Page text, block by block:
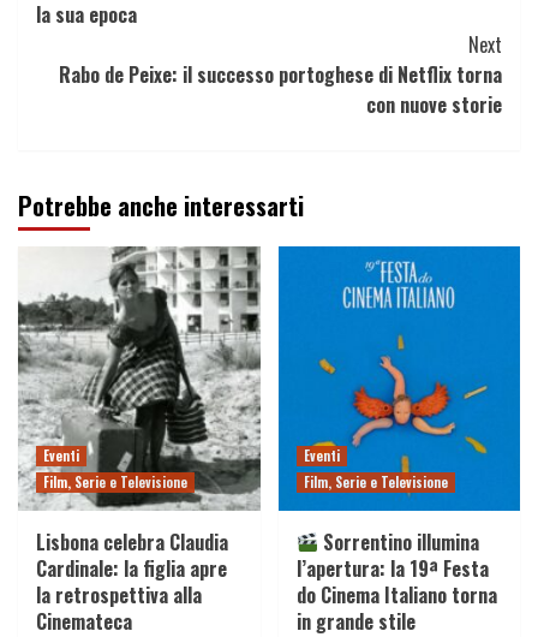
la sua epoca
Next
Rabo de Peixe: il successo portoghese di Netflix torna
con nuove storie
Potrebbe anche interessarti
Eventi
Film, Serie e Televisione
Lisbona celebra Claudia
Cardinale: la figlia apre
la retrospettiva alla
Cinemateca
Eventi
Film, Serie e Televisione
Sorrentino illumina
l’apertura: la 19ª Festa
do Cinema Italiano torna
in grande stile